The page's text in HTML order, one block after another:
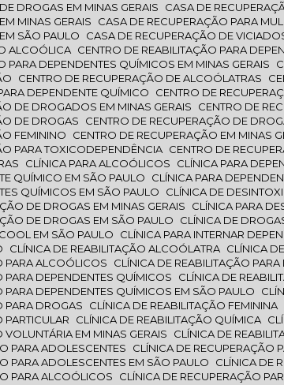
DROGAS EM MINAS GERAIS
CASA DE
MINAS GERAIS
CASA DE RECUPERAÇÃO PARA
SÃO PAULO
CASA DE RECUPERAÇÃO DE
ALCOÓLICA
CENTRO DE REABILITAÇÃO PARA
PARA DEPENDENTES QUÍMICOS EM MINAS GERAIS
CENTRO DE RECUPERAÇÃO DE ALCOÓLATRAS
DEPENDENTE QUÍMICO
CENTRO DE
DE DROGADOS EM MINAS GERAIS
CENTRO DE
DE DROGAS
CENTRO DE RECUPERAÇÃO DE
FEMININO
CENTRO DE RECUPERAÇÃO EM MINAS
PARA TOXICODEPENDÊNCIA
CENTRO DE
CLÍNICA PARA ALCOÓLICOS CLÍNICA PARA
QUÍMICO EM SÃO PAULO
CLÍNICA PARA
QUÍMICOS EM SÃO PAULO
CLÍNICA DE
DE DROGAS EM MINAS GERAIS
CLÍNICA PARA
DE DROGAS EM SÃO PAULO
CLÍNICA DE
EM SÃO PAULO
CLÍNICA PARA INTERNAR
CLÍNICA DE REABILITAÇÃO ALCOÓLATRA
CLÍNICA
PARA ALCOÓLICOS
CLÍNICA DE REABILITAÇÃO
PARA DEPENDENTES QUÍMICOS
CLÍNICA DE
PARA DEPENDENTES QUÍMICOS EM SÃO PAULO
PARA DROGAS
CLÍNICA DE REABILITAÇÃO FEMININA
PARTICULAR
CLÍNICA DE REABILITAÇÃO QUÍMICA
VOLUNTÁRIA EM MINAS GERAIS
CLÍNICA DE
PARA ADOLESCENTES
CLÍNICA DE RECUPERAÇÃO
PARA ADOLESCENTES EM SÃO PAULO
CLÍNICA DE
PARA ALCOÓLICOS
CLÍNICA DE RECUPERAÇÃO